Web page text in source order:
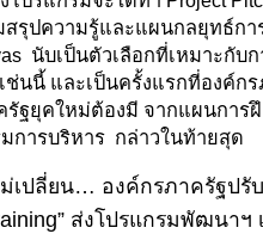
สรุปความรู้และแผนกลยุทธ์ก
นับเป็นตัวเลือกที่เหมาะกั
ช่นนี้ และเป็นครั้งแรกที่องค์ก
ฐยุคใหม่ต้องมี จากแผนการ
การบริหาร กล่าวในท้ายสุด
เปลี่ยน… องค์กรภาครัฐปรับ
ส่งโปรแกรมพัฒนาฯ